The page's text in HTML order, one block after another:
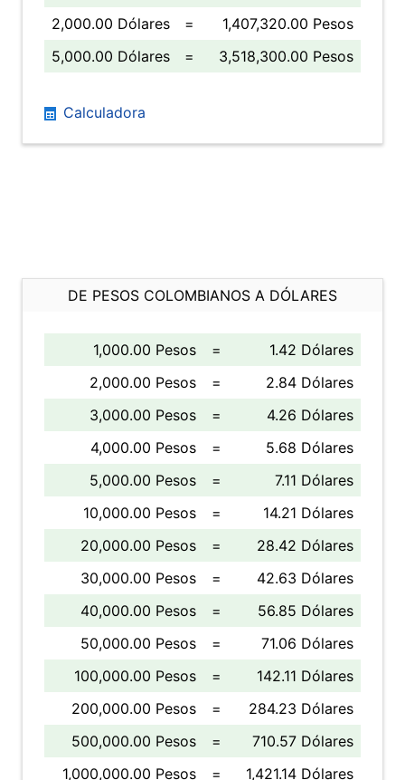
2,000.00 Dólares
=
1,407,320.00 Pesos
5,000.00 Dólares
= 3,518,300.00 Pesos
Calculadora
DE PESOS COLOMBIANOS A DÓLARES
1,000.00 Pesos =
1.42 Dólares
2,000.00 Pesos
=
2.84 Dólares
3,000.00 Pesos
=
4.26 Dólares
4,000.00 Pesos
=
5.68 Dólares
5,000.00 Pesos
=
7.11 Dólares
10,000.00 Pesos
=
14.21 Dólares
20,000.00 Pesos
=
28.42 Dólares
30,000.00 Pesos
=
42.63 Dólares
40,000.00 Pesos
=
56.85 Dólares
50,000.00 Pesos
=
71.06 Dólares
100,000.00 Pesos
=
142.11 Dólares
200,000.00 Pesos
=
284.23 Dólares
500,000.00 Pesos
=
710.57 Dólares
1,000,000.00 Pesos
= 1,421.14 Dólares